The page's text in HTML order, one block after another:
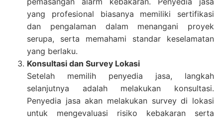
yang profesional biasanya memiliki sertifikasi
dan pengalaman dalam menangani proyek
serupa, serta memahami standar keselamatan
yang berlaku.
Konsultasi dan Survey Lokasi
Setelah memilih penyedia jasa, langkah
selanjutnya adalah melakukan konsultasi.
Penyedia jasa akan melakukan survey di lokasi
untuk mengevaluasi risiko kebakaran serta